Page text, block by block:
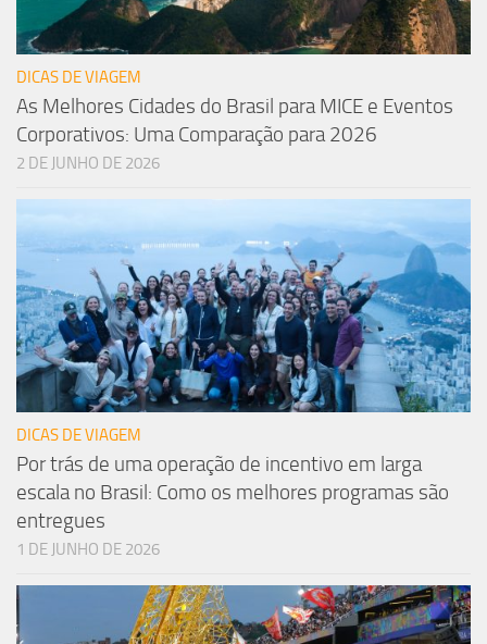
DICAS DE VIAGEM
As Melhores Cidades do Brasil para MICE e Eventos
Corporativos: Uma Comparação para 2026
2 DE JUNHO DE 2026
DICAS DE VIAGEM
Por trás de uma operação de incentivo em larga
escala no Brasil: Como os melhores programas são
entregues
1 DE JUNHO DE 2026